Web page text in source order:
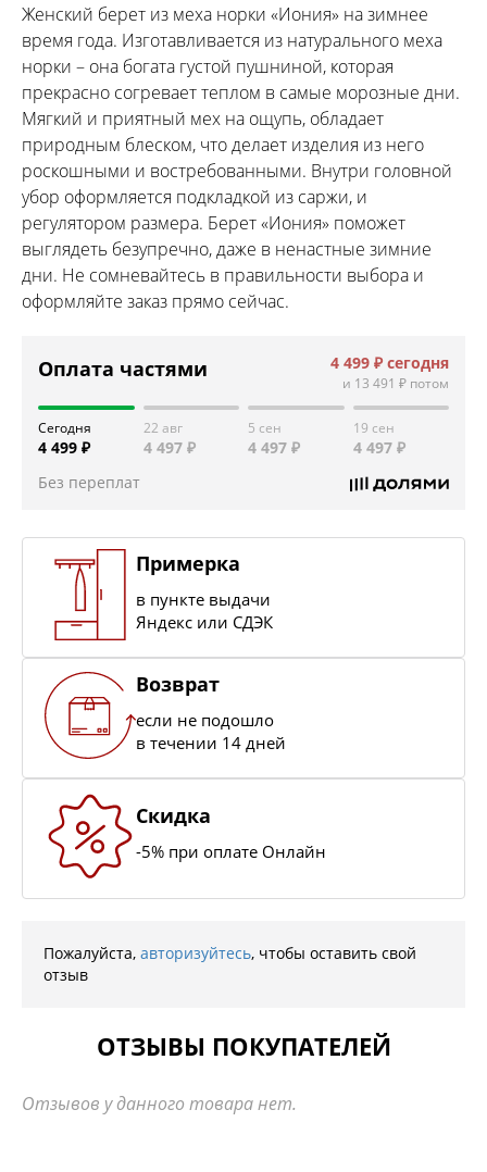
Женский берет из меха норки «Иония» на зимнее
время года. Изготавливается из натурального меха
норки – она богата густой пушниной, которая
прекрасно согревает теплом в самые морозные дни.
Мягкий и приятный мех на ощупь, обладает
природным блеском, что делает изделия из него
роскошными и востребованными. Внутри головной
убор оформляется подкладкой из саржи, и
регулятором размера. Берет «Иония» поможет
выглядеть безупречно, даже в ненастные зимние
дни. Не сомневайтесь в правильности выбора и
оформляйте заказ прямо сейчас.
Оплата частями 4 499 ₽ сегодня
и 13 491 ₽ потом
Сегодня
4 499 ₽
22 авг
4 497 ₽
5 сен
4 497 ₽
19 сен
4 497 ₽
Без переплат
Примерка
в пункте выдачи
Яндекс или СДЭК
Возврат
если не подошло
в течении 14 дней
Скидка
-5% при оплате Онлайн
Пожалуйста, авторизуйтесь, чтобы оставить свой
отзыв
ОТЗЫВЫ ПОКУПАТЕЛЕЙ
Отзывов у данного товара нет.